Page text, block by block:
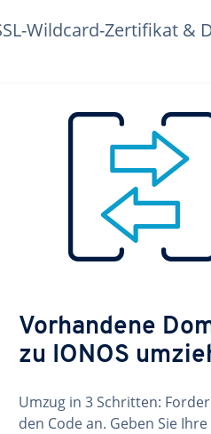
Wildcard-Zertifikat &
Vorhandene
zu IONOS
Umzug in 3 Schritten:
den Code an. Geben Sie